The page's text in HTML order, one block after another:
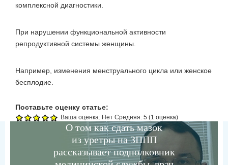
комплексной диагностики.
При нарушении функциональной активности
репродуктивной системы женщины.
Например, изменения менструального цикла или женское
бесплодие.
Поставьте оценку статье:
Ваша оценка: Нет Средняя: 5 (1 оценка)
О том как сдать мазок
из уретры на ЗППП
рассказывает подполковник